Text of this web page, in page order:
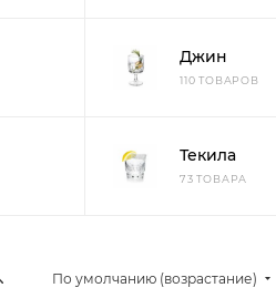
Джин
110 ТОВАРОВ
Текила
73 ТОВАРА
По умолчанию (возрастание)